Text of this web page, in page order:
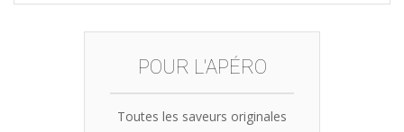
POUR L'APÉRO
Toutes les saveurs originales